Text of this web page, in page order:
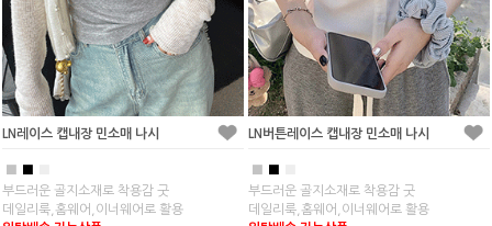
LN레이스 캡내장 민소매 나시
■ ■
부드러운 골지소재로 착용감 굿
데일리룩,홈웨어,이너웨어로 활용
LN버튼레이스 캡내장 민소매 나시
■ ■
부드러운 골지소재로 착용감 굿
데일리룩,홈웨어,이너웨어로 활용